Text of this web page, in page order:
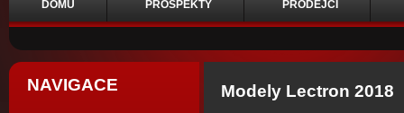
DOMŮ PROSPEKTY PRODEJCI
NAVIGACE Modely Lectron 2018